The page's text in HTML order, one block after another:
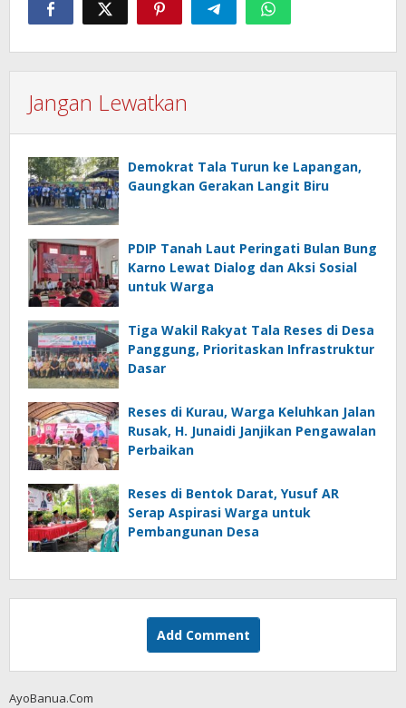
Jangan Lewatkan
Demokrat Tala Turun ke Lapangan,
Gaungkan Gerakan Langit Biru
PDIP Tanah Laut Peringati Bulan Bung
Karno Lewat Dialog dan Aksi Sosial
untuk Warga
Tiga Wakil Rakyat Tala Reses di Desa
Panggung, Prioritaskan Infrastruktur
Dasar
Reses di Kurau, Warga Keluhkan Jalan
Rusak, H. Junaidi Janjikan Pengawalan
Perbaikan
Reses di Bentok Darat, Yusuf AR
Serap Aspirasi Warga untuk
Pembangunan Desa
Add Comment
AyoBanua.Com